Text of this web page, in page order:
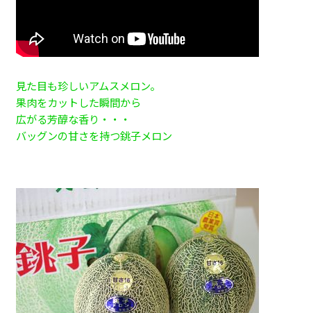
見た目も珍しいアムスメロン。
果肉をカットした瞬間から
広がる芳醇な香り・・・
バッグンの甘さを持つ銚子メロン